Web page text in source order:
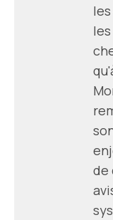
de